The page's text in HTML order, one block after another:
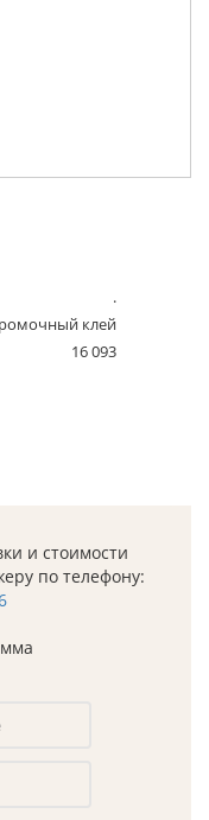
.
клей
16 093
и стоимости
по телефону: